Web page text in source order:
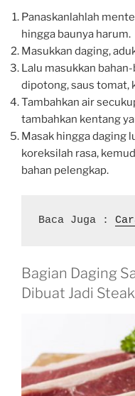
Panaskanlahlah
hingga baunya harum.
Masukkan daging,
Lalu masukkan
dipotong, saus tomat,
Tambahkan air
tambahkan kentang
Masak hingga daging
koreksilah rasa,
bahan pelengkap.
Baca Juga :
Bagian Daging
Dibuat Jadi Steak